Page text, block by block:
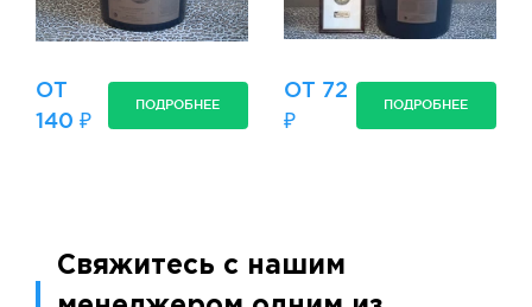
ОТ
140 ₽
ПОДРОБНЕЕ
ОТ 72
₽
ПОДРОБНЕЕ
Свяжитесь с нашим